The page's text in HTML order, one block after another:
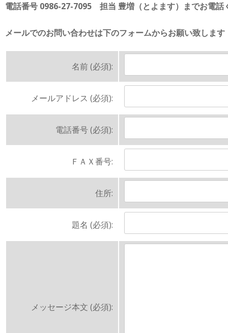
電話番号 0986-27-7095 担当 豊増（とよます）までお電話
メールでのお問い合わせは下のフォームからお願い致します
名前 (必須):
メールアドレス (必須):
電話番号 (必須):
ＦＡＸ番号:
住所:
題名 (必須):
メッセージ本文 (必須):